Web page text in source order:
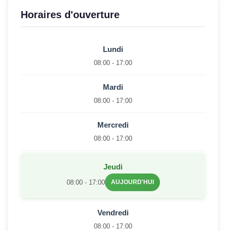
Horaires d'ouverture
Lundi
08:00 - 17:00
Mardi
08:00 - 17:00
Mercredi
08:00 - 17:00
Jeudi
08:00 - 17:00 AUJOURD'HUI
Vendredi
08:00 - 17:00